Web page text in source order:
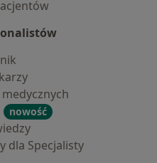
nowość
dla Specjalisty